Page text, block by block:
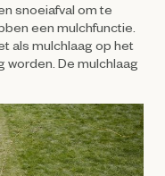
snoeiafval om te
een mulchfunctie.
als mulchlaag op het
worden. De mulchlaag